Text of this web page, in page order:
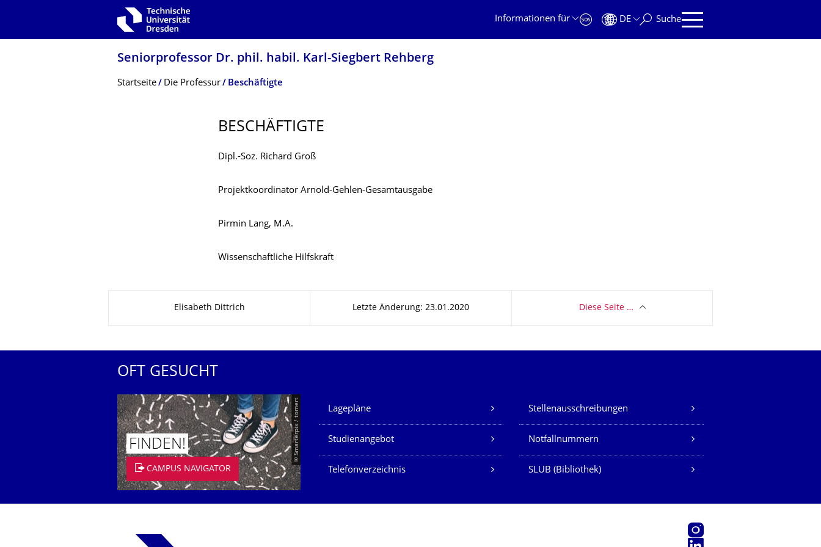
Zur Hauptnavigation springen
Informationen für
DE Suche
Seniorprofessor Dr. phil. habil. Karl-Siegbert Rehberg
Breadcrumb-Menü
Startseite Die Professur Beschäftigte
BESCHÄFTIGTE
Dipl.-Soz. Richard Groß
Projektkoordinator Arnold-Gehlen-Gesamtausgabe
Pirmin Lang, M.A.
Wissenschaftliche Hilfskraft
Elisabeth Dittrich Letzte Änderung: 23.01.2020 Diese Seite …
OFT GESUCHT
© Smarterpix / tomert
FINDEN!
CAMPUS NAVIGATOR
Unsere Dienste
Lagepläne Stellenausschreibungen
Studienangebot Notfallnummern
Telefonverzeichnis SLUB (Bibliothek)
Instagram
LinkedIn